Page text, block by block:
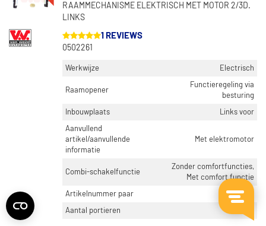
RAAMMECHANISME ELEKTRISCH MET MOTOR 2/3D.
LINKS
1 REVIEWS
0502261
Werkwijze Electrisch
Raamopener
Functieregeling via
besturing
Inbouwplaats
Links voor
Aanvullend
artikel/aanvullende
informatie
Met elektromotor
Combi-schakelfunctie
Zonder comfortfuncties,
Met comfort functie
Artikelnummer paar
0502262
Aantal portieren